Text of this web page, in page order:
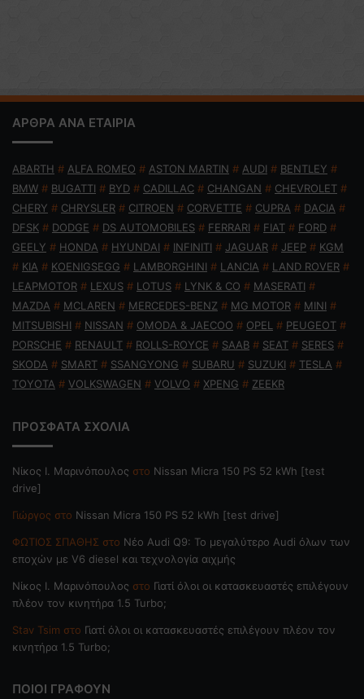
ΑΡΘΡΑ ΑΝΑ ΕΤΑΙΡΙΑ
ABARTH # ALFA ROMEO # ASTON MARTIN # AUDI # BENTLEY #
BMW # BUGATTI # BYD # CADILLAC # CHANGAN # CHEVROLET #
CHERY # CHRYSLER # CITROEN # CORVETTE # CUPRA # DACIA #
DFSK # DODGE # DS AUTOMOBILES # FERRARI # FIAT # FORD #
GEELY # HONDA # HYUNDAI # INFINITI # JAGUAR # JEEP # KGM
# KIA # KOENIGSEGG # LAMBORGHINI # LANCIA # LAND ROVER #
LEAPMOTOR # LEXUS # LOTUS # LYNK & CO # MASERATI #
MAZDA # MCLAREN # MERCEDES-BENZ # MG MOTOR # MINI #
MITSUBISHI # NISSAN # OMODA & JAECOO # OPEL # PEUGEOT #
PORSCHE # RENAULT # ROLLS-ROYCE # SAAB # SEAT # SERES #
SKODA # SMART # SSANGYONG # SUBARU # SUZUKI # TESLA #
TOYOTA # VOLKSWAGEN # VOLVO # XPENG # ZEEKR
ΠΡΟΣΦΑΤΑ ΣΧΟΛΙΑ
Nίκος Ι. Mαρινόπουλος στο Nissan Micra 150 PS 52 kWh [test
drive]
Γιώργος στο Nissan Micra 150 PS 52 kWh [test drive]
ΦΩΤΙΟΣ ΣΠΑΘΗΣ στο Νέο Audi Q9: Το μεγαλύτερο Audi όλων των
εποχών με V6 diesel και τεχνολογία αιχμής
Nίκος Ι. Mαρινόπουλος στο Γιατί όλοι οι κατασκευαστές επιλέγουν
πλέον τον κινητήρα 1.5 Turbo;
Stav Tsim στο Γιατί όλοι οι κατασκευαστές επιλέγουν πλέον τον
κινητήρα 1.5 Turbo;
ΠΟΙΟΙ ΓΡΑΦΟΥΝ